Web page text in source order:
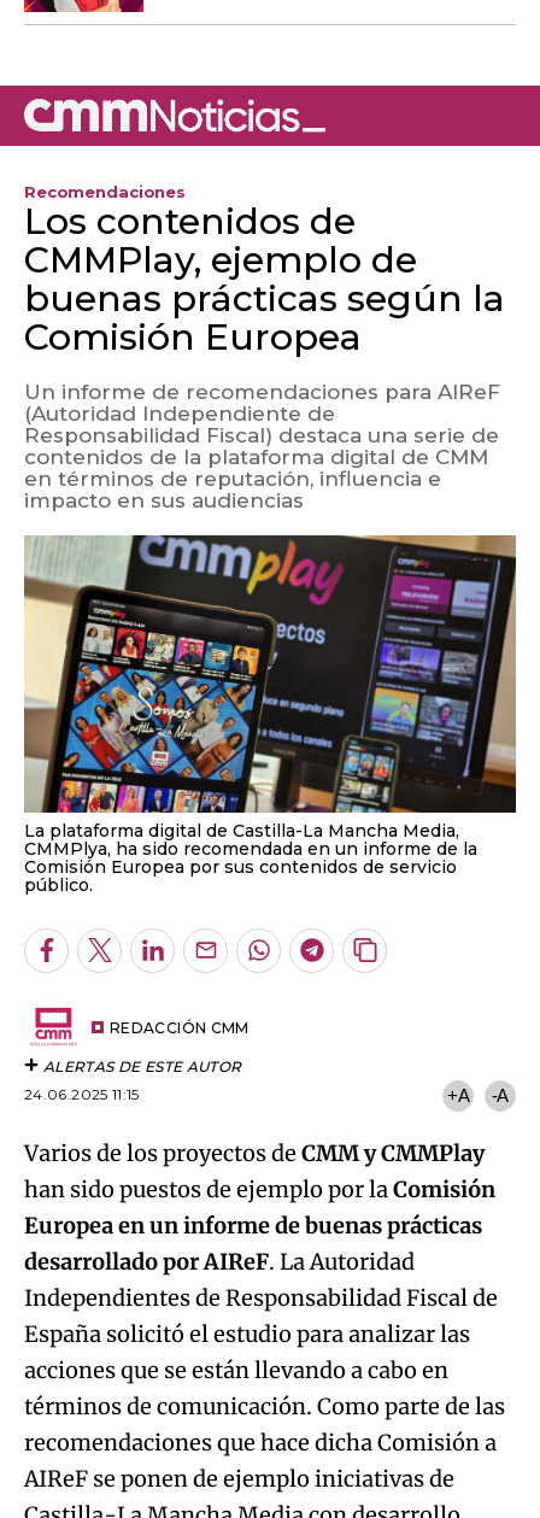
Los contenidos de
CMMPlay, ejemplo de
buenas prácticas según la
Comisión Europea
Un informe de recomendaciones para AIReF
(Autoridad Independiente de
Responsabilidad Fiscal) destaca una serie de
contenidos de la plataforma digital de CMM
en términos de reputación, influencia e
impacto en sus audiencias
La plataforma digital de Castilla-La Mancha Media,
CMMPlya, ha sido recomendada en un informe de la
Comisión Europea por sus contenidos de servicio
público.
Facebook
TwitterLinkedInEnviar
por
Whatsapp
Telegram
Copiar
URL
ALERTAS DE ESTE AUTOR
24.06.2025 11:15
Varios de los proyectos de
han sido puestos de ejemplo por la
Europea en un informe de buenas prácticas
desarrollado por AIReF . La Autoridad
Independientes de Responsabilidad Fiscal de
España solicitó el estudio para analizar las
acciones que se están llevando a cabo en
términos de comunicación. Como parte de las
recomendaciones que hace dicha Comisión a
AIReF se ponen de ejemplo iniciativas de
Castilla-La Mancha Media con desarrollo
digital como “Sin trampa ni cartón”,
“Generación Agro”, “Soy quien más sabe de
la región”, “Los investigadores” o “Aventura